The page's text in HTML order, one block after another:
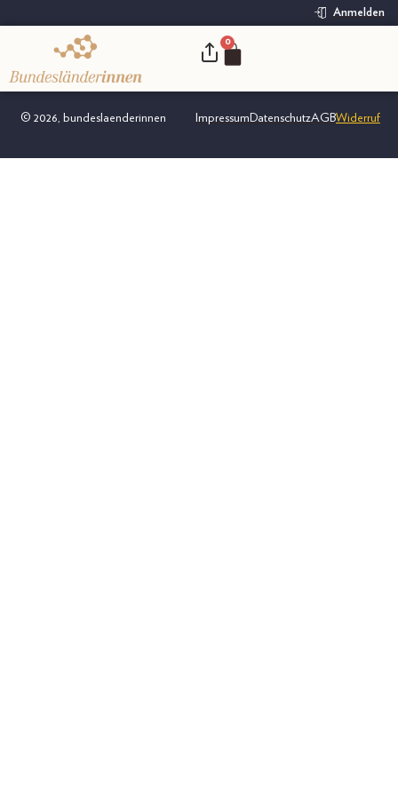
Anmelden
0
© 2026, bundeslaenderinnen Impressum DatenschutzAGBWiderruf